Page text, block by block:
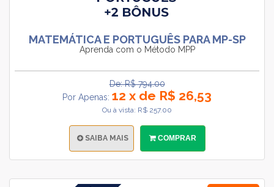
MATEMÁTICA E PORTUGUÊS PARA MP-SP
Aprenda com o Método MPP
De: R$ 794.00
Por Apenas: 12 x de R$ 26,53
Ou à vista: R$ 257.00
SAIBA MAIS COMPRAR